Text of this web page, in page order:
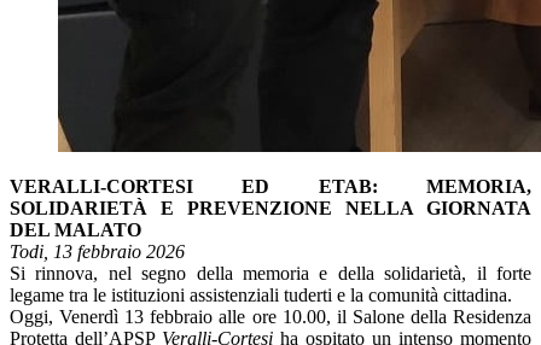
VERALLI-CORTESI ED ETAB: MEMORIA,
SOLIDARIETÀ E PREVENZIONE NELLA GIORNATA
DEL MALATO
Todi, 13 febbraio 2026
Si rinnova, nel segno della memoria e della solidarietà, il forte
legame tra le istituzioni assistenziali tuderti e la comunità cittadina.
Oggi, Venerdì 13 febbraio alle ore 10.00, il Salone della Residenza
Protetta dell’APSP Veralli-Cortesi ha ospitato un intenso momento